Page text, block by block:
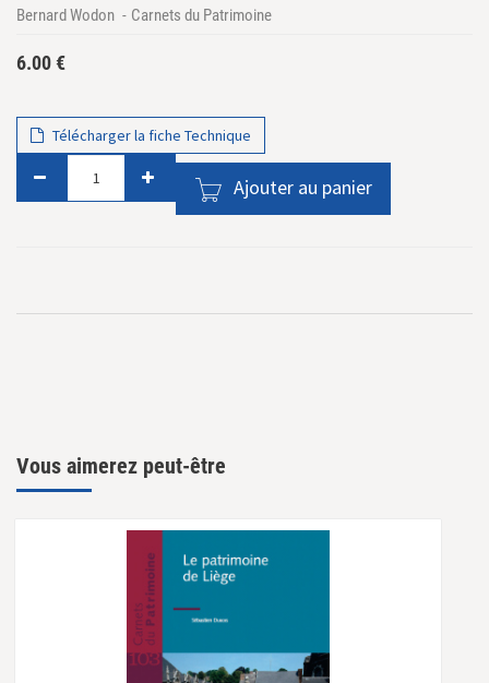
Bernard Wodon Carnets du Patrimoine
6.00€
Télécharger la fiche Technique
Ajouter au panier
Vous aimerez peut-être